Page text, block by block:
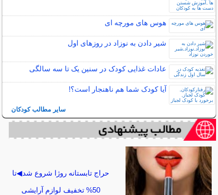
هوس های مورچه ای
شیر دادن به نوزاد در روزهای اول
عادات غذایی کودک در سنین یک تا سه سالگی
آیا کودک شما هم ناهنجار است؟!
سایر مطالب کودکان
حراج تابستانه روژا شروع شد◀تا
50% تخفیف لوازم آرایشی